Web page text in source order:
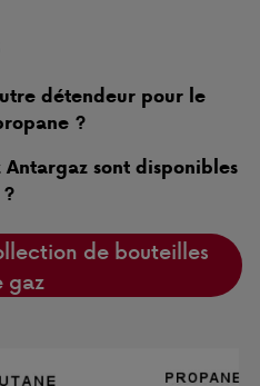
détendeur pour le
?
sont disponibles
de bouteilles
gaz